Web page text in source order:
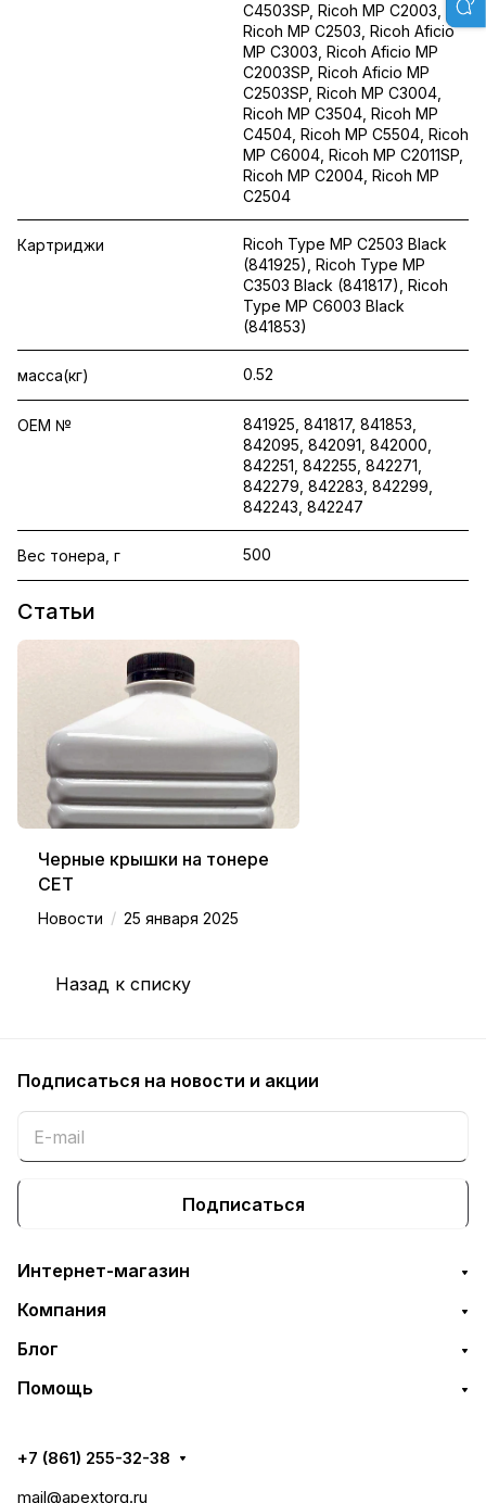
C4503SP, Ricoh MP C2003,
Ricoh MP C2503, Ricoh Aficio
MP C3003, Ricoh Aficio MP
C2003SP, Ricoh Aficio MP
C2503SP, Ricoh MP C3004,
Ricoh MP C3504, Ricoh MP
C4504, Ricoh MP C5504, Ricoh
MP C6004, Ricoh MP C2011SP,
Ricoh MP C2004, Ricoh MP
C2504
Картриджи
Ricoh Type MP C2503 Black
(841925), Ricoh Type MP
C3503 Black (841817), Ricoh
Type MP C6003 Black
(841853)
масса(кг) 0.52
OEM №
841925, 841817, 841853,
842095, 842091, 842000,
842251, 842255, 842271,
842279, 842283, 842299,
842243, 842247
Вес тонера, г 500
Статьи
Черные крышки на тонере
CET
Новости / 25 января 2025
Назад к списку
Подписаться на новости и акции
Подписаться
Интернет-магазин
Компания
Блог
Помощь
+7 (861) 255-32-38
mail@apextorg.ru